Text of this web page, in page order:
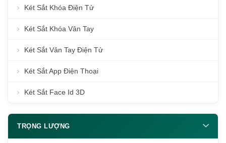
Két Sắt Khóa Điện Tử
Két Sắt Khóa Vân Tay
Két Sắt Vân Tay Điện Tử
Két Sắt App Điện Thoại
Két Sắt Face Id 3D
TRỌNG LƯỢNG